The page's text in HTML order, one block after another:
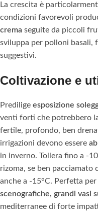
La crescita è
condizioni favorevoli
crema seguite da piccoli
sviluppa per polloni basali,
suggestivi.
Coltivazione e
Predilige esposizione
venti forti che potrebbero
fertile, profondo, ben
irrigazioni devono essere
in inverno. Tollera fino a -
rizoma, se ben pacciamato
anche a -15°C. Perfetta per
scenografiche, grandi vasi
mediterranee di forte